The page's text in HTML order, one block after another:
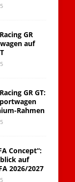
GR
auf
GR GT:
Rahmen
Concept“:
auf
2026/2027